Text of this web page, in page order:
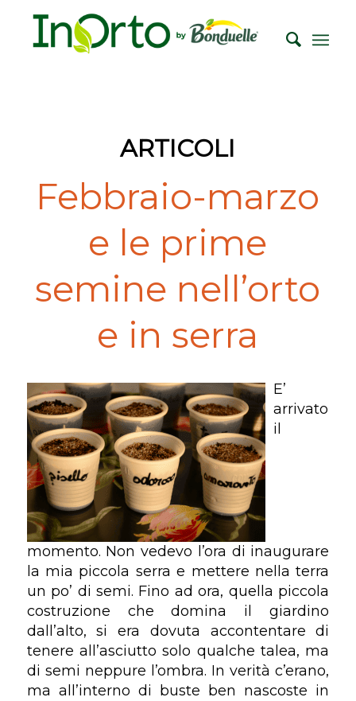
ARTICOLI
Febbraio-marzo
e le prime
semine nell’orto
e in serra
E’
arrivato
il
momento. Non vedevo l’ora di inaugurare
la mia piccola serra e mettere nella terra
un po’ di semi. Fino ad ora, quella piccola
costruzione che domina il giardino
dall’alto, si era dovuta accontentare di
tenere all’asciutto solo qualche talea, ma
di semi neppure l’ombra. In verità c’erano,
ma all’interno di buste ben nascoste in